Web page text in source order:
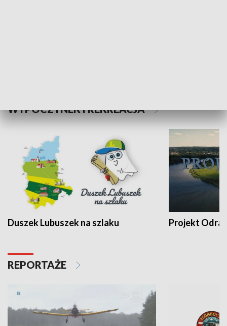
WYPOCZYNEK I REKREACJA
Duszek Lubuszek na szlaku Projekt Odra
REPORTAŻE